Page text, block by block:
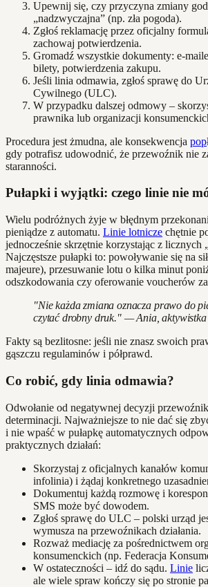
Upewnij się, czy przyczyna zmiany
„nadzwyczajna” (np. zła pogoda).
Zgłoś reklamację przez oficjalny
zachowaj potwierdzenia.
Gromadź wszystkie dokumenty: e-
bilety, potwierdzenia zakupu.
Jeśli linia odmawia, zgłoś sprawę do
Cywilnego (ULC).
W przypadku dalszej odmowy –
prawnika lub organizacji
Procedura jest żmudna, ale konsekwencja pop
gdy potrafisz udowodnić, że przewoźnik nie
staranności.
Pułapki i wyjątki: czego linie nie
Wielu podróżnych żyje w błędnym
pieniądze z automatu. Linie lotnicze chętnie
jednocześnie skrzętnie korzystając z licznych
Najczęstsze pułapki to: powoływanie się na
majeure), przesuwanie lotu o kilka minut
odszkodowania czy oferowanie voucherów
"Nie każda zmiana oznacza prawo do
czytać drobny druk." — Ania, aktywistka
Fakty są bezlitosne: jeśli nie znasz swoich
gąszczu regulaminów i półprawd.
Co robić, gdy linia odmawia?
Odwołanie od negatywnej decyzji
determinacji. Najważniejsze to nie dać się
i nie wpaść w pułapkę automatycznych
praktycznych działań:
Skorzystaj z oficjalnych kanałów
infolinia) i żądaj konkretnego
Dokumentuj każdą rozmowę i
SMS może być dowodem.
Zgłoś sprawę do ULC – polski urząd
wymusza na przewoźnikach działania.
Rozważ mediację za pośrednictwem
konsumenckich (np. Federacja
W ostateczności – idź do sądu. Linie
ale wiele spraw kończy się po stronie